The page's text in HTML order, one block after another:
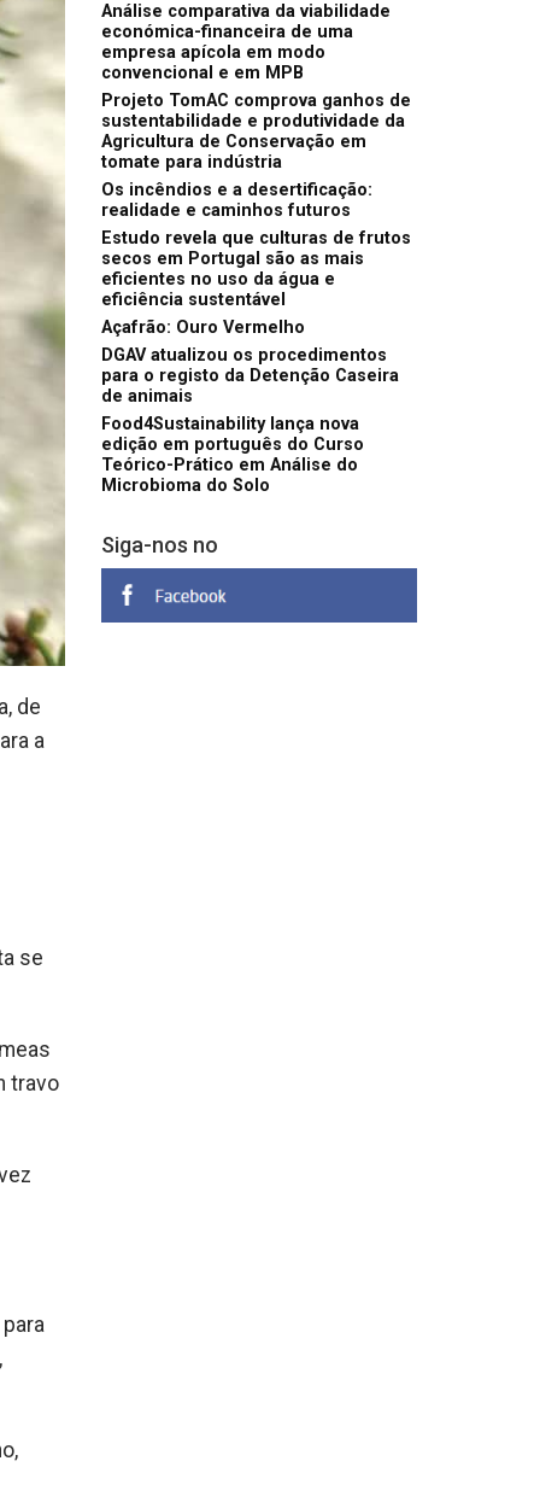
de
a
se
travo
Análise comparativa da viabilidade
económica-financeira de uma
empresa apícola em modo
convencional e em MPB
Projeto TomAC comprova ganhos de
sustentabilidade e produtividade da
Agricultura de Conservação em
tomate para indústria
Os incêndios e a desertificação:
realidade e caminhos futuros
Estudo revela que culturas de frutos
secos em Portugal são as mais
eficientes no uso da água e
eficiência sustentável
Açafrão: Ouro Vermelho
DGAV atualizou os procedimentos
para o registo da Detenção Caseira
de animais
Food4Sustainability lança nova
edição em português do Curso
Teórico-Prático em Análise do
Microbioma do Solo
Siga-nos no